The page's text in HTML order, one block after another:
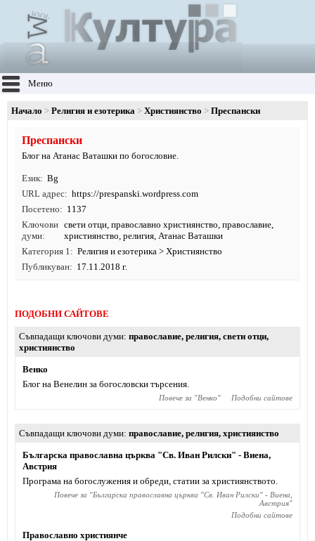
Меню
Начало Религия и езотерика Християнство Преспански
Преспански
Блог на Атанас Ваташки по богословие.
Език
Bg
URL адрес
https://prespanski.wordpress.com
Посетено
1137
Ключови
думи
свети отци, православно християнство, православие,
християнство, религия, Атанас Ваташки
Категория 1
Религия и езотерика > Християнство
Публикуван
17.11.2018 г.
ПОДОБНИ САЙТОВЕ
Съвпадащи ключови думи православие, религия, свети отци,
християнство
Венко
Блог на Венелин за богословски търсения.
Повече за "Венко" Подобни сайтове
Съвпадащи ключови думи православие, религия, християнство
Българска православна църква "Св. Иван Рилски" - Виена,
Австрия
Програма на богослужения и обреди, статии за християнството.
Повече за "Българска православна църква "Св. Иван Рилски" - Виена,
Австрия"
Подобни сайтове
Православно християнче